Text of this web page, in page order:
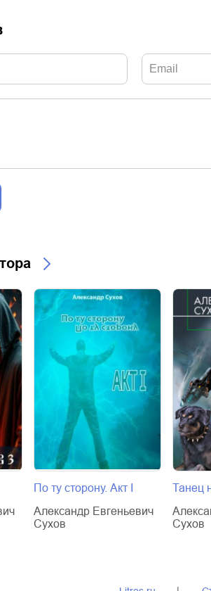
По ту сторону. Акт I
Александр Евгеньевич
Сухов
Танец
Сухов